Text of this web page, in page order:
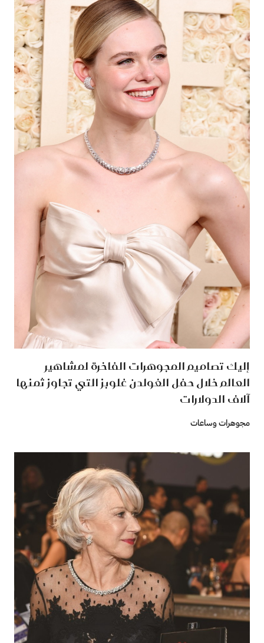
إليك تصاميم المجوهرات الفاخرة لمشاهير
العالم خلال حفل الغولدن غلوبز التي تجاوز ثمنها
آلاف الدولارات
مجوهرات وساعات